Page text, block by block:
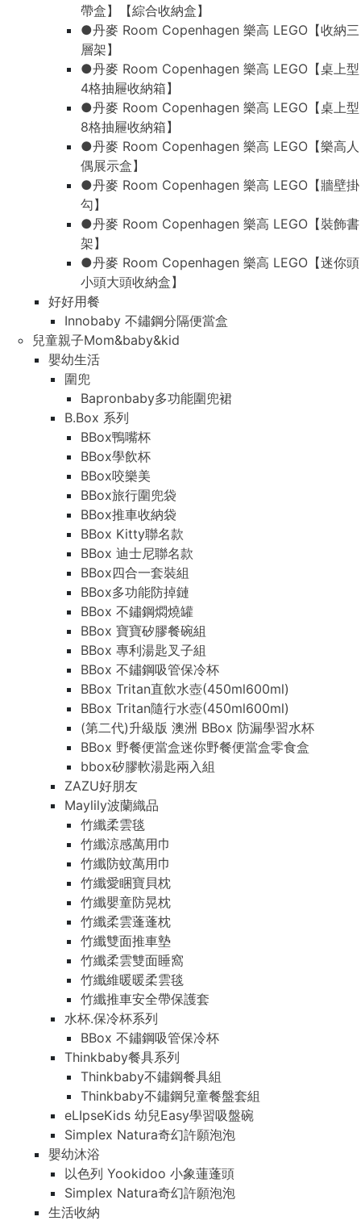
帶盒】【綜合收納盒】
●丹麥 Room Copenhagen 樂高 LEGO【收納三
層架】
●丹麥 Room Copenhagen 樂高 LEGO【桌上型
4格抽屜收納箱】
●丹麥 Room Copenhagen 樂高 LEGO【桌上型
8格抽屜收納箱】
●丹麥 Room Copenhagen 樂高 LEGO【樂高人
偶展示盒】
●丹麥 Room Copenhagen 樂高 LEGO【牆壁掛
勾】
●丹麥 Room Copenhagen 樂高 LEGO【裝飾書
架】
●丹麥 Room Copenhagen 樂高 LEGO【迷你頭
小頭大頭收納盒】
好好用餐
Innobaby 不鏽鋼分隔便當盒
兒童親子Mom&baby&kid
嬰幼生活
圍兜
Bapronbaby多功能圍兜裙
B.Box 系列
BBox鴨嘴杯
BBox學飲杯
BBox咬樂美
BBox旅行圍兜袋
BBox推車收納袋
BBox Kitty聯名款
BBox 迪士尼聯名款
BBox四合一套裝組
BBox多功能防掉鏈
BBox 不鏽鋼燜燒罐
BBox 寶寶矽膠餐碗組
BBox 專利湯匙叉子組
BBox 不鏽鋼吸管保冷杯
BBox Tritan直飲水壺(450ml600ml)
BBox Tritan隨行水壺(450ml600ml)
(第二代)升級版 澳洲 BBox 防漏學習水杯
BBox 野餐便當盒迷你野餐便當盒零食盒
bbox矽膠軟湯匙兩入組
ZAZU好朋友
Maylily波蘭織品
竹纖柔雲毯
竹纖涼感萬用巾
竹纖防蚊萬用巾
竹纖愛睏寶貝枕
竹纖嬰童防晃枕
竹纖柔雲蓬蓬枕
竹纖雙面推車墊
竹纖柔雲雙面睡窩
竹纖維暖暖柔雲毯
竹纖推車安全帶保護套
水杯.保冷杯系列
BBox 不鏽鋼吸管保冷杯
Thinkbaby餐具系列
Thinkbaby不鏽鋼餐具組
Thinkbaby不鏽鋼兒童餐盤套組
eLIpseKids 幼兒Easy學習吸盤碗
Simplex Natura奇幻許願泡泡
嬰幼沐浴
以色列 Yookidoo 小象蓮蓬頭
Simplex Natura奇幻許願泡泡
生活收納